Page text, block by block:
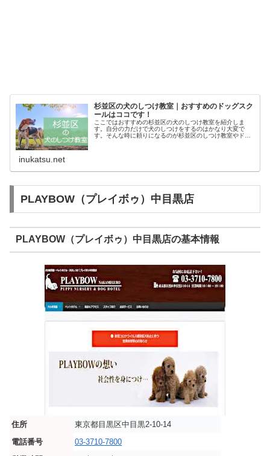
杉並区の犬のしつけ教室｜おすすめのドッグスク
ールはココです！
ここではおすすめの杉並区の犬のしつけ教室を紹介しま
す。自分の力だけで犬のしつけをするのはかなり大変で
す。そんな時に頼りになるのが杉並区のしつけ教室やドッ
inukatsu.net
PLAYBOW（プレイボゥ）中目黒店
PLAYBOW（プレイボゥ）中目黒店の基本情報
住所
東京都目黒区中目黒2-10-14
電話番号
03-3710-7800